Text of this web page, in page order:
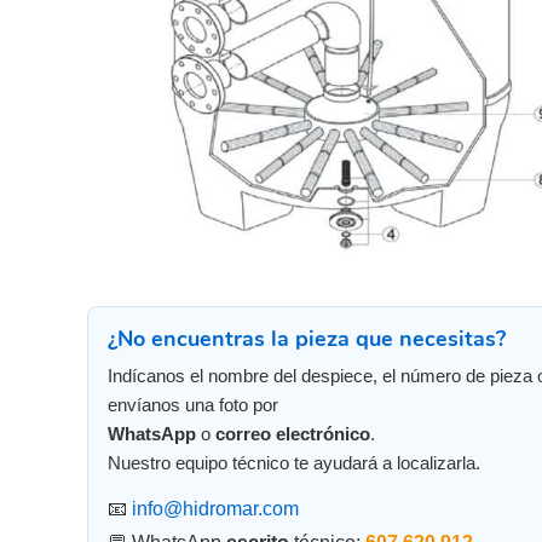
¿No encuentras la pieza que necesitas?
Indícanos el nombre del despiece, el número de pieza
envíanos una foto por
WhatsApp o correo electrónico.
Nuestro equipo técnico te ayudará a localizarla.
📧 info@hidromar.com